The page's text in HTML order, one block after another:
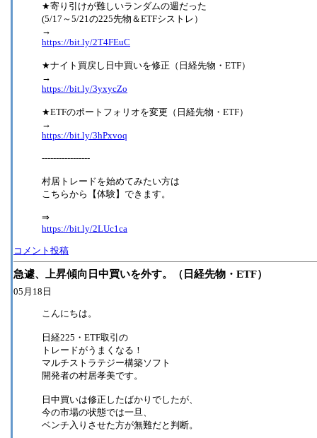
★寄り引けが難しいランダムの週だった
(5/17～5/21の225先物＆ETFシストレ）
→
https://bit.ly/2T4FEuC
★ナイト買戻し日中買いを修正（日経先物・ETF）
→
https://bit.ly/3yxycZo
★ETFのポートフォリオを変更（日経先物・ETF）
→
https://bit.ly/3hPxvoq
-----------------
村居トレードを始めてみたい方は
こちらから【体験】できます。
⇒
https://bit.ly/2LUc1ca
コメント投稿
急遽、上昇傾向日中買いを外す。（日経先物・ETF）
05月18日
こんにちは。
日経225・ETF取引の
トレードがうまくなる！
マルチストラテジー構築ソフト
開発者の村居孝美です。
日中買いは修正したばかりでしたが、
今の市場の状態では一旦、
ベンチ入りさせた方が無難だと判断。